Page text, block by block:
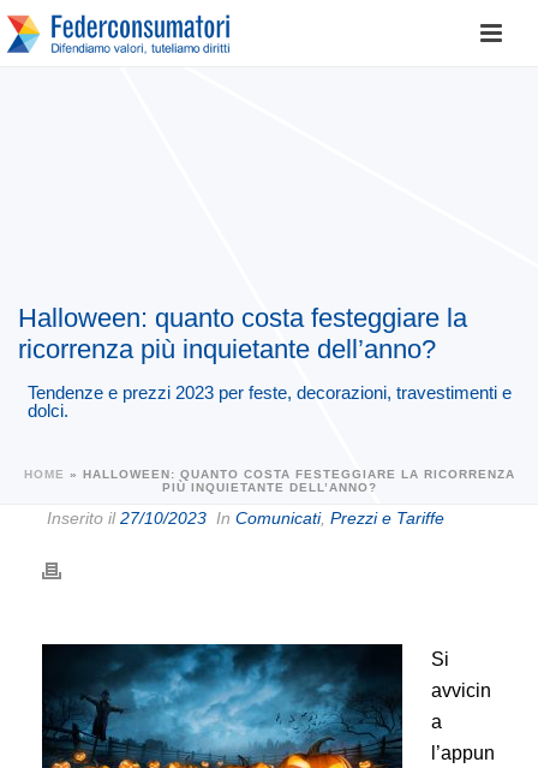
Halloween: quanto costa festeggiare la
ricorrenza più inquietante dell’anno?
Tendenze e prezzi 2023 per feste, decorazioni, travestimenti e
dolci.
HOME » HALLOWEEN: QUANTO COSTA FESTEGGIARE LA RICORRENZA
PIÙ INQUIETANTE DELL’ANNO?
Inserito il27/10/2023 In Comunicati, Prezzi e Tariffe
Si
avvicin
a
l’appun